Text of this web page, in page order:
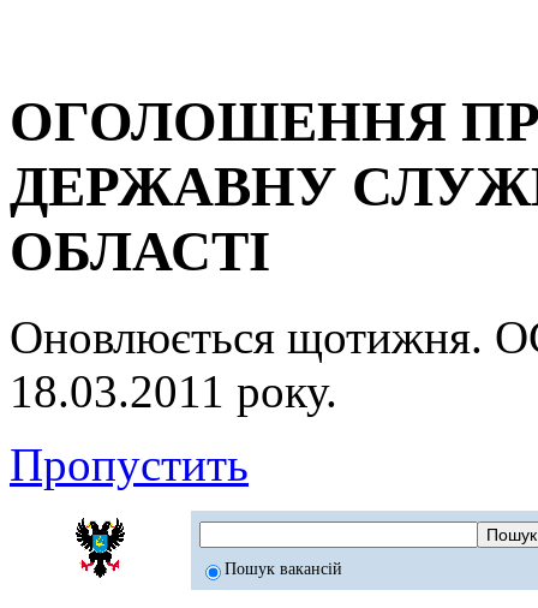
ОГОЛОШЕННЯ
ДЕРЖАВНУ
ОБЛАСТІ
Оновлюється
18.03.2011 року.
Пропустить
Пошук вакансій